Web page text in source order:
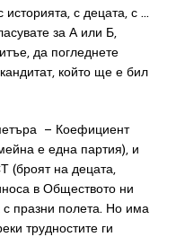
с децата, с …
за А или Б,
да погледнете
който ще е бил
– Коефициент
е една партия), и
на децата,
в Обществото ни
празни полета. Но има
трудностите ги